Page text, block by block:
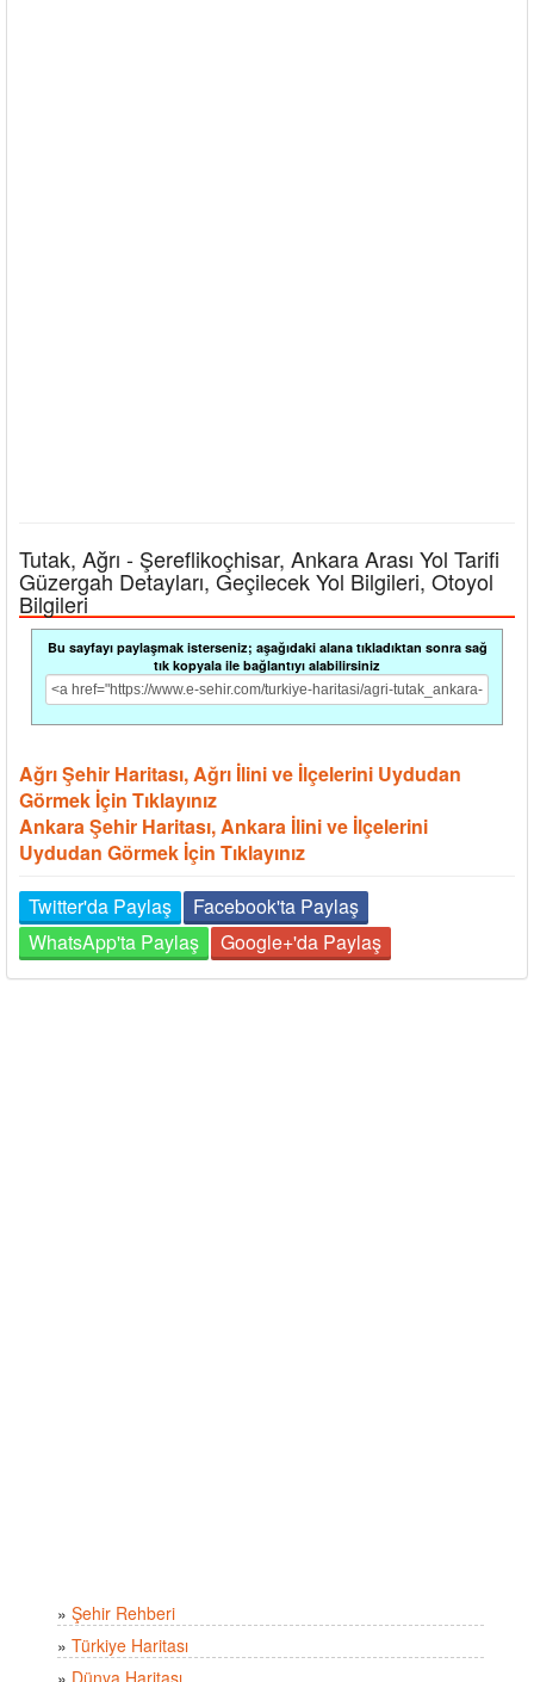
Tutak, Ağrı - Şereflikoçhisar, Ankara Arası Yol Tarifi
Güzergah Detayları, Geçilecek Yol Bilgileri, Otoyol
Bilgileri
Bu sayfayı paylaşmak isterseniz; aşağıdaki alana tıkladıktan sonra sağ
tık kopyala ile bağlantıyı alabilirsiniz
Ağrı Şehir Haritası, Ağrı İlini ve İlçelerini Uydudan
Görmek İçin Tıklayınız
Ankara Şehir Haritası, Ankara İlini ve İlçelerini
Uydudan Görmek İçin Tıklayınız
Twitter'da Paylaş
Facebook'ta Paylaş
WhatsApp'ta Paylaş
Google+'da Paylaş
» Şehir Rehberi
» Türkiye Haritası
» Dünya Haritası